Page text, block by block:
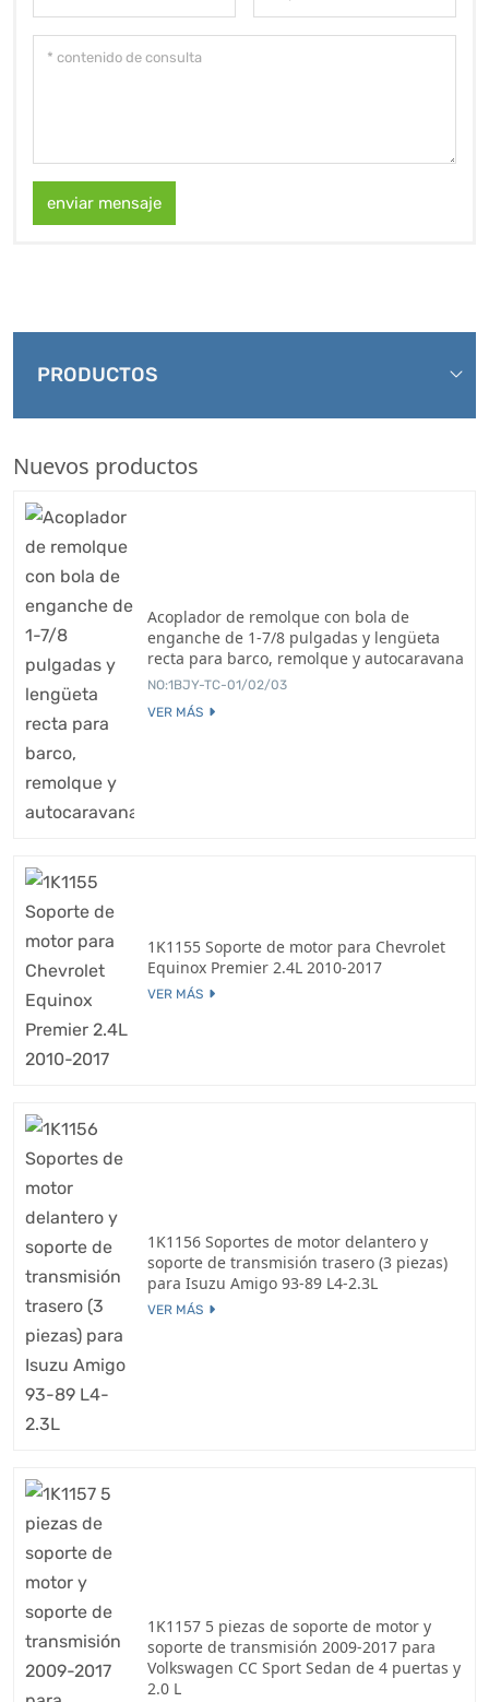
enviar mensaje
PRODUCTOS
Nuevos productos
Acoplador de remolque con bola de
enganche de 1-7/8 pulgadas y lengüeta
recta para barco, remolque y autocaravana
NO:1BJY-TC-01/02/03
VER MÁS
1K1155 Soporte de motor para Chevrolet
Equinox Premier 2.4L 2010-2017
VER MÁS
1K1156 Soportes de motor delantero y
soporte de transmisión trasero (3 piezas)
para Isuzu Amigo 93-89 L4-2.3L
VER MÁS
1K1157 5 piezas de soporte de motor y
soporte de transmisión 2009-2017 para
Volkswagen CC Sport Sedan de 4 puertas y
2.0 L